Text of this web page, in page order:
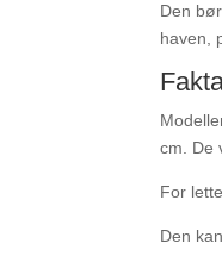
Den
haven,
cm. De
For
Den